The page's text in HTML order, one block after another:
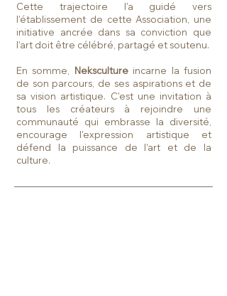
Cette trajectoire l'a guidé vers
l'établissement de cette Association,
une
initiative ancrée dans sa conviction que
l'art doit être célébré, partagé et soutenu.
En somme, Nekscultureincarne la fusion
de son parcours, de ses aspirations et de
sa vision artistique. C'est une invitation à
tous les créateurs à rejoindre une
communauté qui embrasse la diversité,
encourage l'expression artistique et
défend la puissance de l'art et de la
culture.